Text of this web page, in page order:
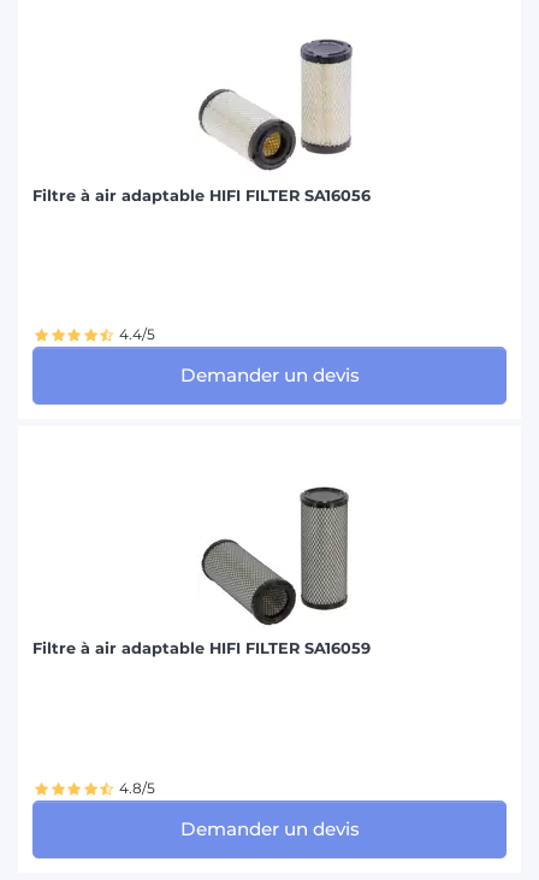
Filtre à air adaptable HIFI FILTER SA16056
4.4/5
Demander un devis
Filtre à air adaptable HIFI FILTER SA16059
4.8/5
Demander un devis